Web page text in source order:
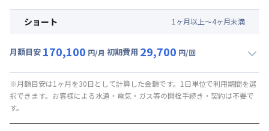
月額賃料目安(30日利用)
光熱費他 : 21,000円/月 (700円/日) (税抜)
ショート 1 ヶ月以上～4ヶ月未満
月額目安 170,100 円/月 初期費用 29,700 円/回
月額賃料目安(30日利用)
賃料 : 147,000円/月 (4,900円/日)
光熱費他 :
※月額目安は1ヶ月を30日として計算した金額です。1日単位で利用期間を選
択できます。お客様による水道・電気・ガス等の開栓手続き・契約は不要で
す。